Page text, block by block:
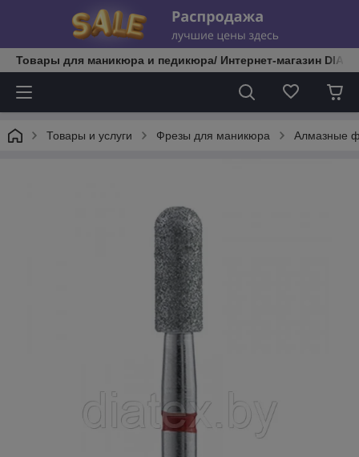
Товары для маникюра и педикюра/ Интернет-магазин
Товары и услуги Фрезы для маникюра Алмазные